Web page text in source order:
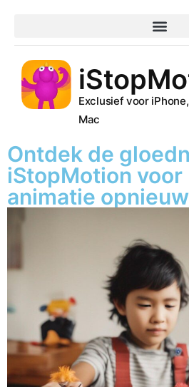
Exclusief voor
Mac
Ontdek de
iStopMotion voor
animatie